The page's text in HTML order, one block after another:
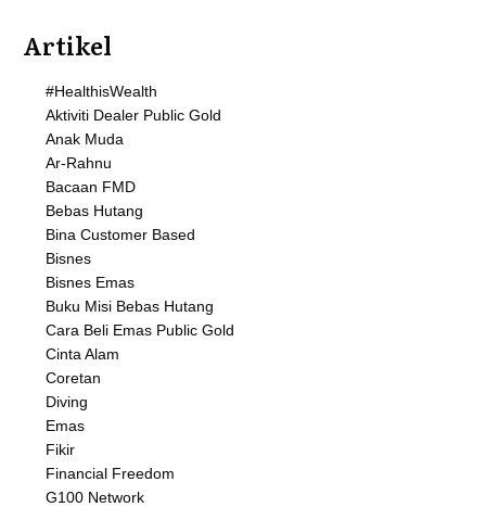
Artikel
#HealthisWealth
Aktiviti Dealer Public Gold
Anak Muda
Ar-Rahnu
Bacaan FMD
Bebas Hutang
Bina Customer Based
Bisnes
Bisnes Emas
Buku Misi Bebas Hutang
Cara Beli Emas Public Gold
Cinta Alam
Coretan
Diving
Emas
Fikir
Financial Freedom
G100 Network